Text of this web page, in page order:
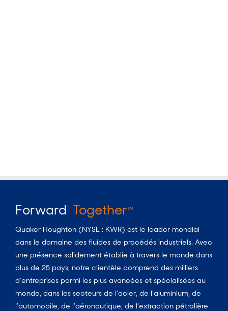
Forward TogetherTM
Quaker Houghton (NYSE : KWR) est le leader mondial
dans le domaine des fluides de procédés industriels. Avec
une présence solidement établie à travers le monde dans
plus de 25 pays, notre clientèle comprend des milliers
d’entreprises parmi les plus avancées et spécialisées au
monde, dans les secteurs de l’acier, de l’aluminium, de
l’automobile, de l’aéronautique, de l’extraction pétrolière